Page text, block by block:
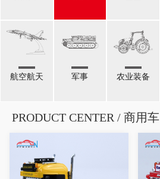
航空航天 军事 农业装备
PRODUCT CENTER / 商用车